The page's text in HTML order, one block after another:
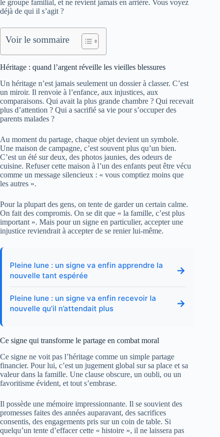
le groupe familial, et ne revient jamais en arrière. Vous voyez
déjà de qui il s’agit ?
Voir le sommaire
Héritage : quand l’argent réveille les vieilles blessures
Un héritage n’est jamais seulement un dossier à classer. C’est
un miroir. Il renvoie à l’enfance, aux injustices, aux
comparaisons. Qui avait la plus grande chambre ? Qui recevait
plus d’attention ? Qui a sacrifié sa vie pour s’occuper des
parents malades ?
Au moment du partage, chaque objet devient un symbole.
Une maison de campagne, c’est souvent plus qu’un bien.
C’est un été sur deux, des photos jaunies, des odeurs de
cuisine. Refuser cette maison à l’un des enfants peut être vécu
comme un message silencieux : « vous comptiez moins que
les autres ».
Pour la plupart des gens, on tente de garder un certain calme.
On fait des compromis. On se dit que « la famille, c’est plus
important ». Mais pour un signe en particulier, accepter une
injustice reviendrait à accepter de se renier lui-même.
Pleine lune : un signe va enfin apprendre la
nouvelle tant espérée
→
Pleine lune : un signe va enfin recevoir la
nouvelle qu’il n’attendait plus
→
Ce signe qui transforme le partage en combat moral
Ce signe ne voit pas l’héritage comme un simple partage
financier. Pour lui, c’est un jugement global sur sa place et sa
valeur dans la famille. Une clause obscure, un oubli, ou un
favoritisme évident, et tout s’embrase.
Il possède une mémoire impressionnante. Il se souvient des
promesses faites des années auparavant, des sacrifices
consentis, des engagements pris sur un coin de table. Si
quelqu’un tente d’effacer cette « histoire », il ne laissera pas